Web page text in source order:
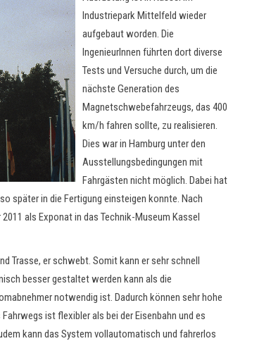
Industriepark Mittelfeld wieder
aufgebaut worden. Die
IngenieurInnen führten dort diverse
Tests und Versuche durch, um die
nächste Generation des
Magnetschwebefahrzeugs, das 400
km/h fahren sollte, zu realisieren.
Dies war in Hamburg unter den
Ausstellungsbedingungen mit
Fahrgästen nicht möglich. Dabei hat
später in die Fertigung einsteigen konnte. Nach
als Exponat in das Technik-Museum Kassel
Trasse, er schwebt. Somit kann er sehr schnell
besser gestaltet werden kann als die
notwendig ist. Dadurch können sehr hohe
ist flexibler als bei der Eisenbahn und es
kann das System vollautomatisch und fahrerlos